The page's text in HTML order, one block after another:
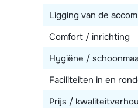
Ligging van de
Comfort / inrichting
Hygiëne /
Faciliteiten in en
Prijs /